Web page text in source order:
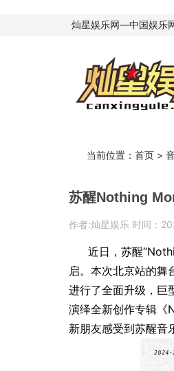
灿星娱乐网—中国娱乐
当前位置： 首页 >
苏醒Nothing
作者:灿星娱乐 时间：
近日，苏醒
启。本次北京站的舞
进行了全面升级，巨
演绎全新创作专辑《
新朋友感受到苏醒音
奇想有「感」而发 焕启MARVIS